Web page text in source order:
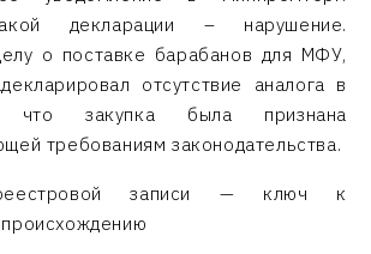
декларации – нарушение.
о поставке барабанов для МФУ,
отсутствие аналога в
что закупка была признана
требованиям законодательства.
записи — ключ к